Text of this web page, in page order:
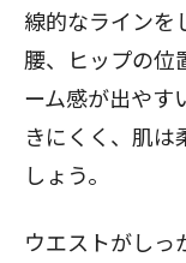
線的なラインを
腰、ヒップの位
ーム感が出やす
きにくく、肌は
しょう。
ウエストがしっ